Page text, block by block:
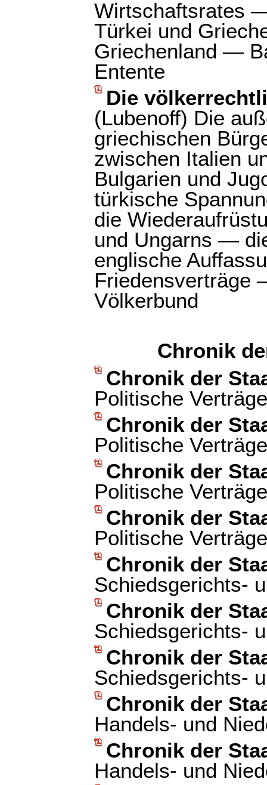
Wirtschaftsrates
Türkei und
Griechenland —
Entente
Die
(Lubenoff) Die
griechischen
zwischen Italien
Bulgarien und
türkische
die
und Ungarns —
englische
Friedensverträge
Völkerbund
Chronik
Chronik der
Politische Verträge
Chronik der
Politische Verträge
Chronik der
Politische Verträge
Chronik der
Politische Verträge
Chronik der
Schiedsgerichts-
Chronik der
Schiedsgerichts-
Chronik der
Schiedsgerichts-
Chronik der
Handels- und
Chronik der
Handels- und